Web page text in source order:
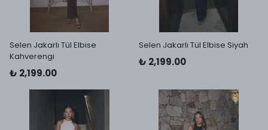
Selen Jakarlı Tül Elbise
Kahverengi
₺ 2,199.00
Selen Jakarlı Tül Elbise Siyah
₺ 2,199.00